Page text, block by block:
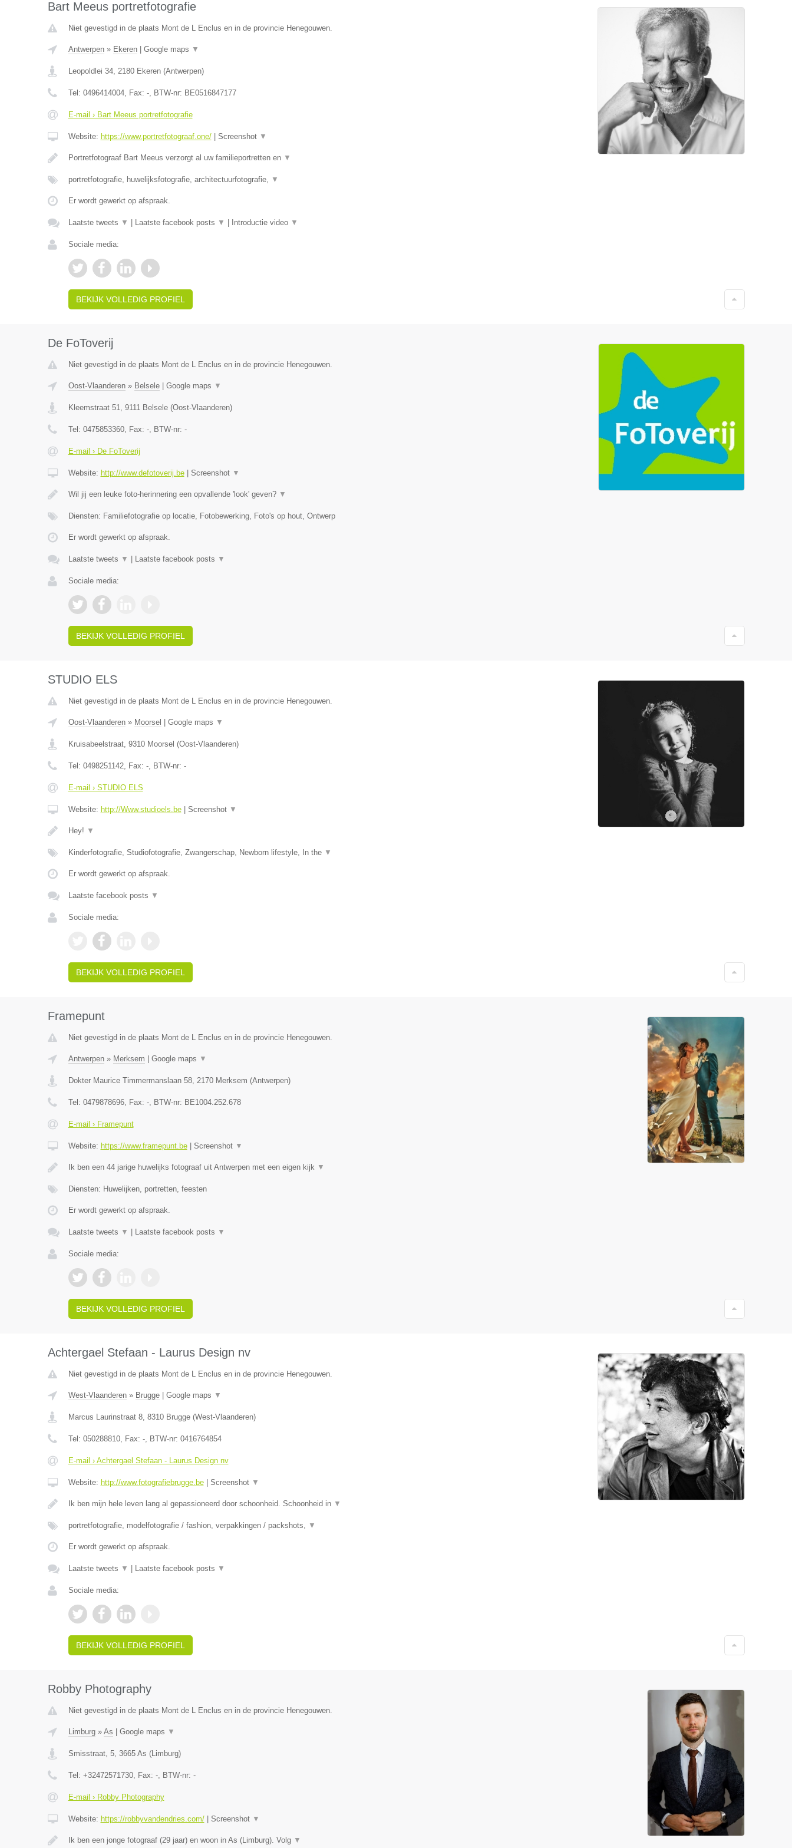
Bart Meeus portretfotografie
Niet gevestigd in de plaats Mont de L Enclus en in de provincie Henegouwen.
Antwerpen» Ekeren| Google maps ▼
Leopoldlei 34, 2180 Ekeren(Antwerpen)
Tel: 0496414004, Fax: -, BTW-nr: BE0516847177
E-mail › Bart Meeus portretfotografie
Website: https://www.portretfotograaf.one/| Screenshot ▼
Portretfotograaf Bart Meeus verzorgt al uw familieportretten en ▼
portretfotografie, huwelijksfotografie, architectuurfotografie, ▼
Er wordt gewerkt op afspraak.
Laatste tweets ▼ Laatste facebook posts ▼ Introductie video ▼
Sociale media:
BEKIJK VOLLEDIG PROFIEL
De FoToverij
Niet gevestigd in de plaats Mont de L Enclus en in de provincie Henegouwen.
Oost-Vlaanderen» Belsele| Google maps ▼
Kleemstraat 51, 9111 Belsele(Oost-Vlaanderen)
Tel: 0475853360, Fax: -, BTW-nr: -
E-mail › De FoToverij
Website: http://www.defotoverij.be| Screenshot ▼
Wil jij een leuke foto-herinnering een opvallende 'look' geven? ▼
Diensten: Familiefotografie op locatie, Fotobewerking, Foto's op hout, Ontwerp
Er wordt gewerkt op afspraak.
Laatste tweets ▼ Laatste facebook posts ▼
Sociale media:
BEKIJK VOLLEDIG PROFIEL
STUDIO ELS
Niet gevestigd in de plaats Mont de L Enclus en in de provincie Henegouwen.
Oost-Vlaanderen» Moorsel Google maps ▼
Kruisabeelstraat, 9310 Moorsel (Oost-Vlaanderen)
Tel: 0498251142, Fax: -, BTW-nr: -
E-mail › STUDIO ELS
Website: http://Www.studioels.be| Screenshot ▼
Hey! ▼
Kinderfotografie, Studiofotografie, Zwangerschap, Newborn lifestyle, In the ▼
Er wordt gewerkt op afspraak.
Laatste facebook posts ▼
Sociale media:
BEKIJK VOLLEDIG PROFIEL
Framepunt
Niet gevestigd in de plaats Mont de L Enclus en in de provincie Henegouwen.
Antwerpen» Merksem Google maps ▼
Dokter Maurice Timmermanslaan 58, 2170 Merksem (Antwerpen)
Tel: 0479878696, Fax: -, BTW-nr: BE1004.252.678
E-mail › Framepunt
Website: https://www.framepunt.be| Screenshot ▼
Ik ben een 44 jarige huwelijks fotograaf uit Antwerpen met een eigen kijk ▼
Diensten: Huwelijken, portretten, feesten
Er wordt gewerkt op afspraak.
Laatste tweets ▼ Laatste facebook posts ▼
Sociale media:
BEKIJK VOLLEDIG PROFIEL
Achtergael Stefaan - Laurus Design nv
Niet gevestigd in de plaats Mont de L Enclus en in de provincie Henegouwen.
West-Vlaanderen» Brugge| Google maps ▼
Marcus Laurinstraat 8, 8310 Brugge(West-Vlaanderen)
Tel: 050288810, Fax: -, BTW-nr: 0416764854
E-mail › Achtergael Stefaan - Laurus Design nv
Website: http://www.fotografiebrugge.be| Screenshot ▼
Ik ben mijn hele leven lang al gepassioneerd door schoonheid. Schoonheid in ▼
portretfotografie, modelfotografie / fashion, verpakkingen / packshots, ▼
Er wordt gewerkt op afspraak.
Laatste tweets ▼ Laatste facebook posts ▼
Sociale media:
BEKIJK VOLLEDIG PROFIEL
Robby Photography
Niet gevestigd in de plaats Mont de L Enclus en in de provincie Henegouwen.
Limburg» As Google maps ▼
Smisstraat, 5, 3665 As (Limburg)
Tel: +32472571730, Fax: -, BTW-nr: -
E-mail › Robby Photography
Website: https://robbyvandendries.com/| Screenshot ▼
Ik ben een jonge fotograaf (29 jaar) en woon in As (Limburg). Volg ▼